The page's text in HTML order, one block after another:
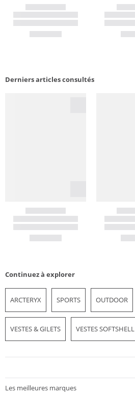
Derniers articles consultés
Continuez à explorer
ARCTERYX SPORTS OUTDOOR
VESTES & GILETS VESTES SOFTSHELL
Les meilleures marques